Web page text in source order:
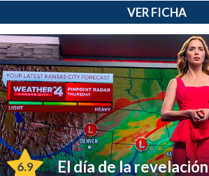
VER FICHA
6.9 El día de la revelación